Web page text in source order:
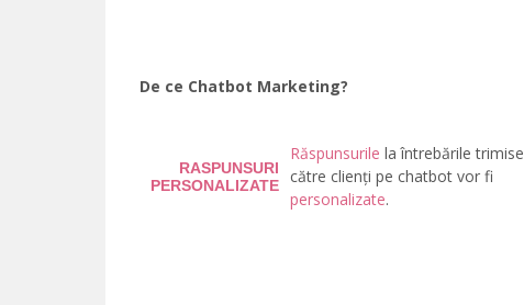
De ce Chatbot Marketing?
RASPUNSURI
PERSONALIZATE
Răspunsurile la întrebările trimise
către clienți pe chatbot vor fi
personalizate.